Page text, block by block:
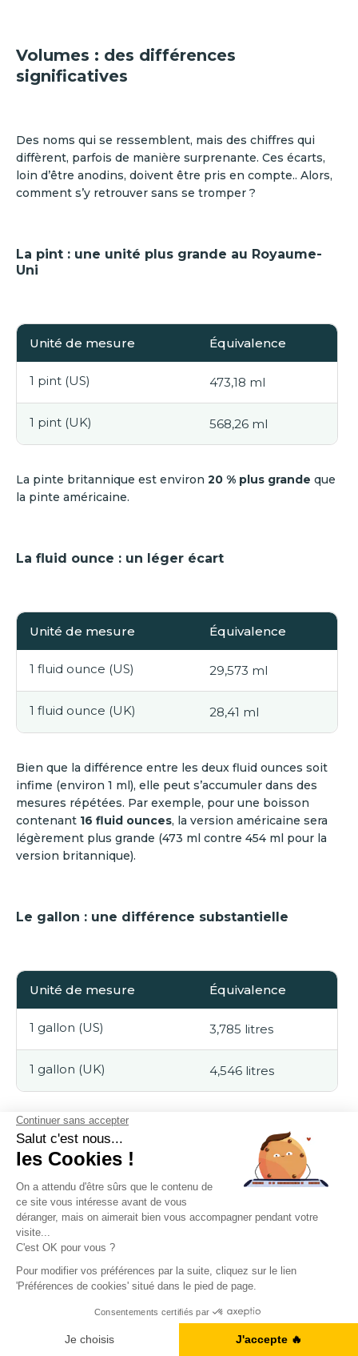
Volumes : des différences
significatives
Des noms qui se ressemblent, mais des chiffres qui
diffèrent, parfois de manière surprenante. Ces écarts,
loin d’être anodins, doivent être pris en compte.. Alors,
comment s’y retrouver sans se tromper ?
La pint : une unité plus grande au Royaume-
Uni
Unité de mesure Équivalence
1 pint (US) 473,18 ml
1 pint (UK) 568,26 ml
La pinte britannique est environ 20 % plus grande que
la pinte américaine.
La fluid ounce : un léger écart
Unité de mesure Équivalence
1 fluid ounce (US) 29,573 ml
1 fluid ounce (UK) 28,41 ml
Bien que la différence entre les deux fluid ounces soit
infime (environ 1 ml), elle peut s’accumuler dans des
mesures répétées. Par exemple, pour une boisson
contenant 16 fluid ounces, la version américaine sera
légèrement plus grande (473 ml contre 454 ml pour la
version britannique).
Le gallon : une différence substantielle
Unité de mesure Équivalence
1 gallon (US) 3,785 litres
1 gallon (UK) 4,546 litres
Le gallon britannique est, lui aussi,
son équivalent américain. Cette différence peut être
critique dans des contextes où les volumes de liquides
sont importants, comme les carburants ou les
approvisionnements en eau.
💡 Le saviez-vous ?
États-Unis, le carburant est vendu en gallons, tandis
qu’en Europe, il est vendu en litres.
Quart et cup : des écarts proportionnels
Obtenez votre Ebook gratuit
Je télécharge l'ebook